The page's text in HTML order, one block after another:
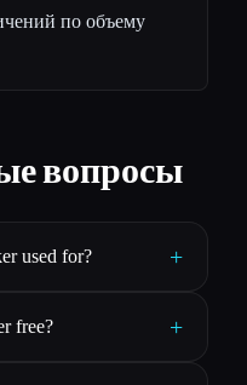
по объему
вопросы
used for? +
free? +